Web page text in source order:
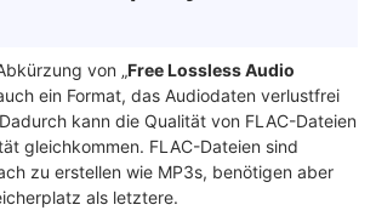
von „Free Lossless Audio
ein Format, das Audiodaten verlustfrei
kann die Qualität von FLAC-Dateien
gleichkommen. FLAC-Dateien sind
zu erstellen wie MP3s, benötigen aber
als letztere.